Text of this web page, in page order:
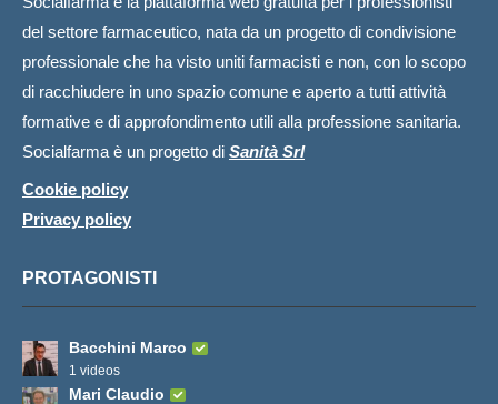
del settore farmaceutico, nata da un progetto di condivisione
professionale che ha visto uniti farmacisti e non, con lo scopo
di racchiudere in uno spazio comune e aperto a tutti attività
formative e di approfondimento utili alla professione sanitaria.
Socialfarma è un progetto di Sanità Srl
Cookie policy
Privacy policy
PROTAGONISTI
Bacchini Marco
1 videos
Mari Claudio